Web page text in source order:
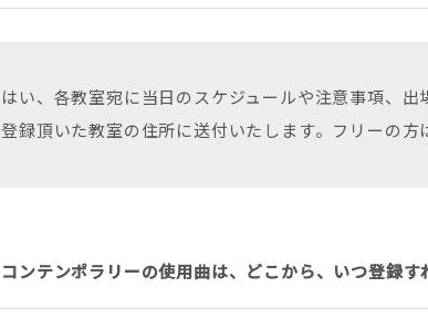
はい、各教室宛に当日のスケジュールや注意事項、
登録頂いた教室の住所に送付いたします。フリーの方
コンテンポラリーの使用曲は、どこから、いつ登録す